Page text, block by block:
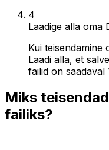
4
Laadige alla oma
Kui
Laadi alla, et
failid on saadaval
Miks
failiks?